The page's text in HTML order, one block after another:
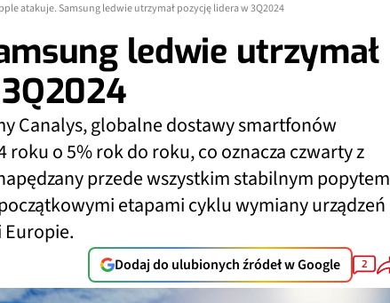
atakuje. Samsung ledwie utrzymał pozycję lidera w 3Q2024
ledwie utrzymał
Canalys, globalne dostawy smartfonów
o 5% rok do roku, co oznacza czwarty z
przede wszystkim stabilnym popytem
etapami cyklu wymiany urządzeń
Europie.
Dodaj do ulubionych źródeł w Google 2